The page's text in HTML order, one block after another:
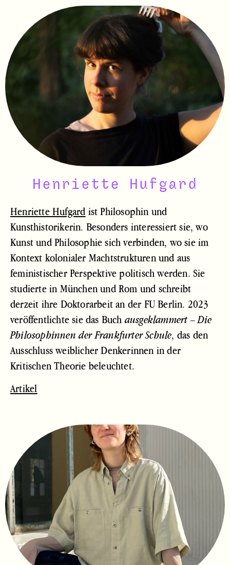
Henriette Hufgard
Henriette Hufgard ist Philosophin und
Kunsthistorikerin. Besonders interessiert sie, wo
Kunst und Philosophie sich verbinden, wo sie im
Kontext kolonialer Machtstrukturen und aus
feministischer Perspektive politisch werden. Sie
studierte in München und Rom und schreibt
derzeit ihre Doktorarbeit an der FU Berlin. 2023
veröffentlichte sie das Buch ausgeklammert – Die
Philosophinnen der Frankfurter Schule, das den
Ausschluss weiblicher Denkerinnen in der
Kritischen Theorie beleuchtet.
Artikel